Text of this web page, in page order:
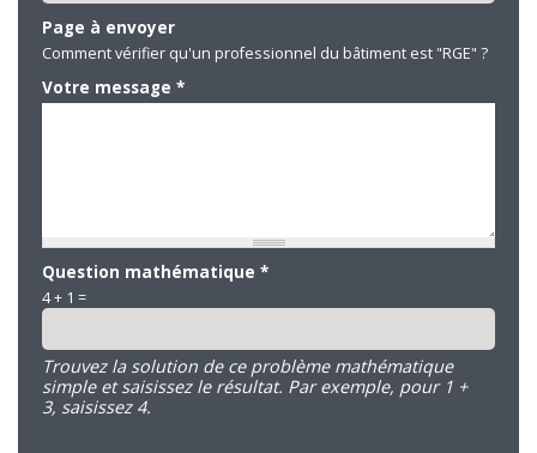
Page à envoyer
Comment vérifier qu'un professionnel du bâtiment est "RGE" ?
Votre message *
Question mathématique *
4 + 1 =
Trouvez la solution de ce problème mathématique
simple et saisissez le résultat. Par exemple, pour 1 +
3, saisissez 4.